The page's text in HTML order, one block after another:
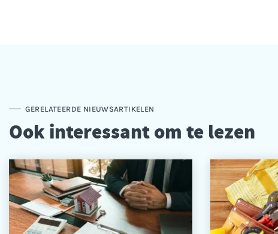
GERELATEERDE NIEUWSARTIKELEN
Ook interessant om te lezen